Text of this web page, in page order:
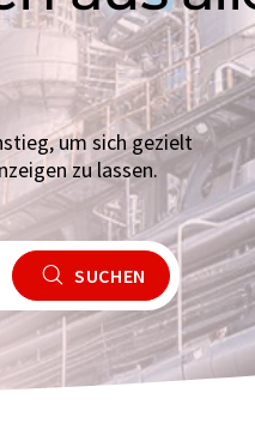
um sich gezielt
zu lassen.
SUCHEN